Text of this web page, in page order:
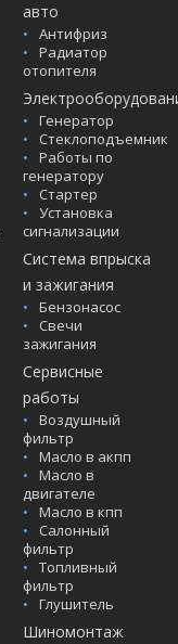
авто
Антифриз
Радиатор
отопителя
Генератор
Стеклоподъемник
Работы по
генератору
Стартер
Установка
сигнализации
Система впрыска
и зажигания
Бензонасос
Свечи
зажигания
Сервисные
работы
Воздушный
фильтр
Масло в акпп
Масло в
двигателе
Масло в кпп
Салонный
фильтр
Топливный
фильтр
Глушитель
Шиномонтаж